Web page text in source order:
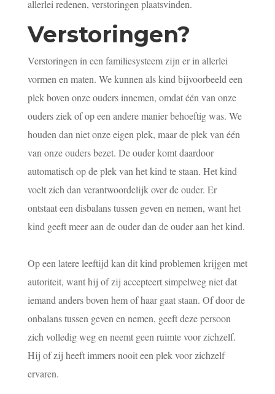
allerlei redenen, verstoringen plaatsvinden.
Verstoringen?
Verstoringen in een familiesysteem zijn er in allerlei
vormen en maten. We kunnen als kind bijvoorbeeld een
plek boven onze ouders innemen, omdat één van onze
ouders ziek of op een andere manier behoeftig was. We
houden dan niet onze eigen plek, maar de plek van één
van onze ouders bezet. De ouder komt daardoor
automatisch op de plek van het kind te staan. Het kind
voelt zich dan verantwoordelijk over de ouder. Er
ontstaat een disbalans tussen geven en nemen, want het
kind geeft meer aan de ouder dan de ouder aan het kind.
Op een latere leeftijd kan dit kind problemen krijgen met
autoriteit, want hij of zij accepteert simpelweg niet dat
iemand anders boven hem of haar gaat staan. Of door de
onbalans tussen geven en nemen, geeft deze persoon
zich volledig weg en neemt geen ruimte voor zichzelf.
Hij of zij heeft immers nooit een plek voor zichzelf
ervaren.